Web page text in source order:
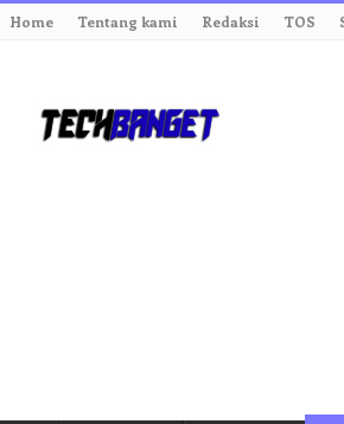
Home Tentang kami Redaksi TOS